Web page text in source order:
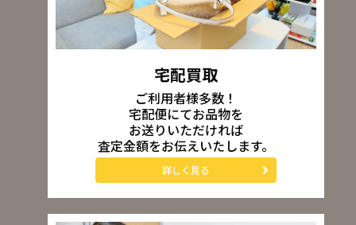
宅配買取
ご利用者様多数！
宅配便にてお品物を
お送りいただければ
査定金額をお伝えいたします。
詳しく見る